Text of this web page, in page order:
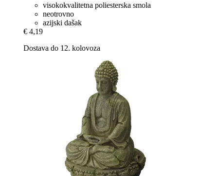
visokokvalitetna poliesterska smola
neotrovno
azijski dašak
€ 4,19
Dostava do 12. kolovoza